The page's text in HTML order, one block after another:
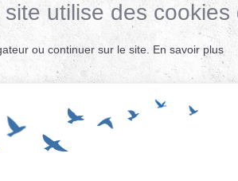
utilise des
ou continuer sur le site. En savoir plus